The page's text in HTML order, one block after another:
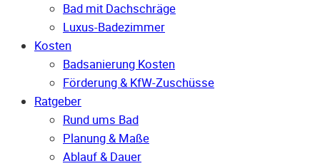
Bad mit Dachschräge
Luxus-Badezimmer
Kosten
Badsanierung Kosten
Förderung & KfW-Zuschüsse
Ratgeber
Rund ums Bad
Planung & Maße
Ablauf & Dauer